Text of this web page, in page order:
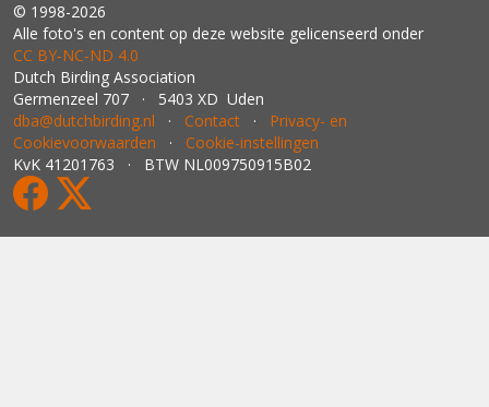
© 1998-2026
Alle foto's en content op deze website gelicenseerd onder
CC BY‑NC‑ND 4.0
Dutch Birding Association
Germenzeel 707 · 5403 XD Uden
dba@dutchbirding.nl · Contact · Privacy- en
Cookievoorwaarden · Cookie-instellingen
KvK 41201763 · BTW NL009750915B02